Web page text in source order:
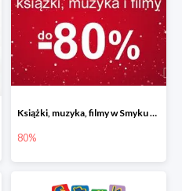
Książki, muzyka, filmy w Smyku do -80%
80%